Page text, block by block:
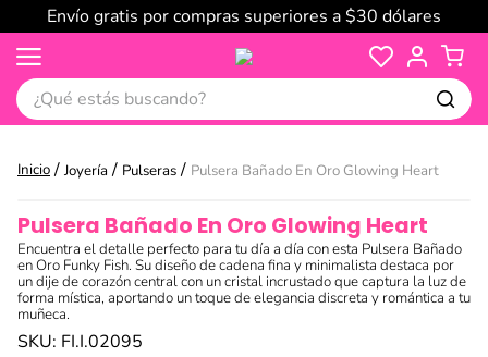
Envío gratis por compras superiores a $30 dólares
¿Qué estás buscando?
Joyería Pulseras Pulsera Bañado En Oro Glowing Heart
Pulsera Bañado En Oro Glowing Heart
Encuentra el detalle perfecto para tu día a día con esta Pulsera Bañado
en Oro Funky Fish. Su diseño de cadena fina y minimalista destaca por
un dije de corazón central con un cristal incrustado que captura la luz de
forma mística, aportando un toque de elegancia discreta y romántica a tu
muñeca.
SKU: FI.I.02095